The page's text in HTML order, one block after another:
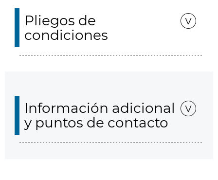
Pliegos de
condiciones
Información adicional
y puntos de contacto